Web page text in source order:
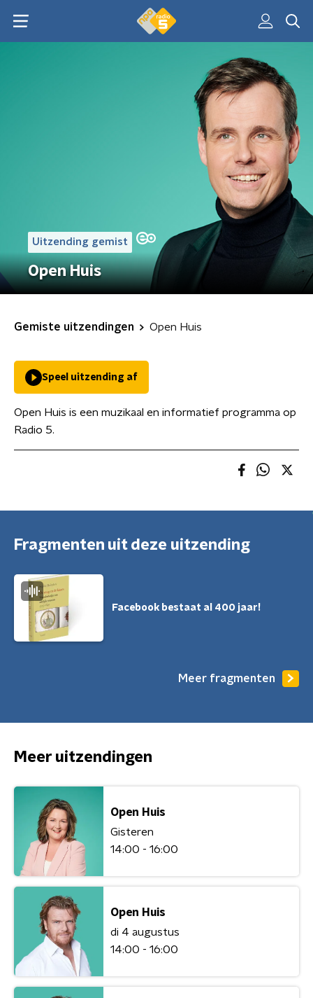
Uitzending gemist
Open Huis
Gemiste uitzendingen Open Huis
Speel uitzending af
Open Huis is een muzikaal en informatief programma op
Radio 5.
Fragmenten uit deze uitzending
Facebook bestaat al 400 jaar!
Meer fragmenten
Meer uitzendingen
Open Huis
Gisteren
14:00 - 16:00
Open Huis
di 4 augustus
14:00 - 16:00